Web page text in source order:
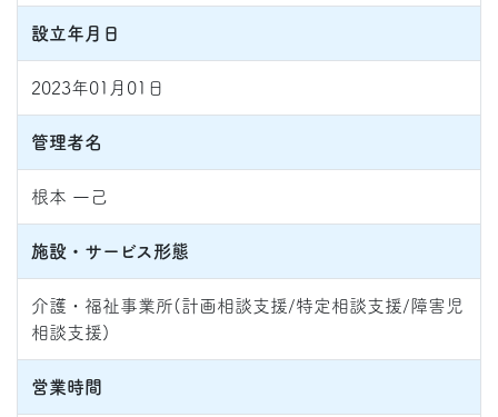
設立年月日
2023年01月01日
管理者名
根本 一己
施設・サービス形態
介護・福祉事業所(計画相談支援/特定相談支援/障害児
相談支援)
営業時間